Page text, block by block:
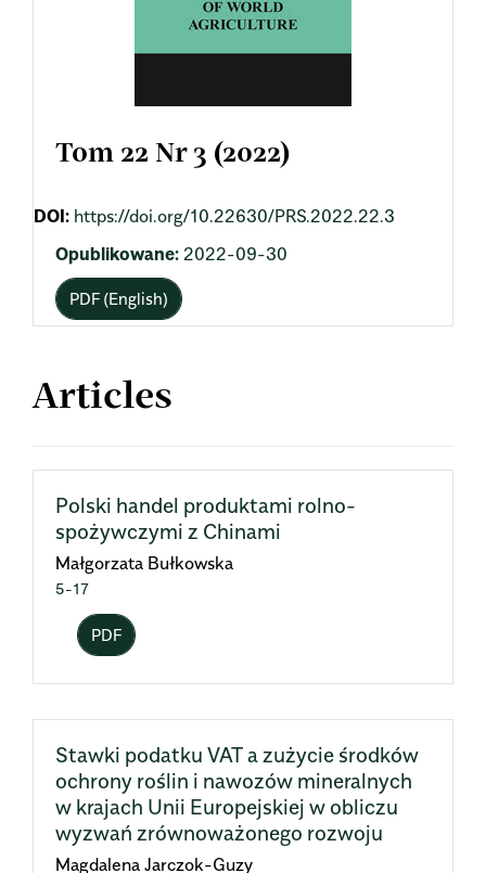
Tom 22 Nr 3 (2022)
DOI: https://doi.org/10.22630/PRS.2022.22.3
Opublikowane: 2022-09-30
PDF (English)
Articles
Polski handel produktami rolno-
spożywczymi z Chinami
Małgorzata Bułkowska
5-17
PDF
Stawki podatku VAT a zużycie środków
ochrony roślin i nawozów mineralnych
w krajach Unii Europejskiej w obliczu
wyzwań zrównoważonego rozwoju
Magdalena Jarczok-Guzy